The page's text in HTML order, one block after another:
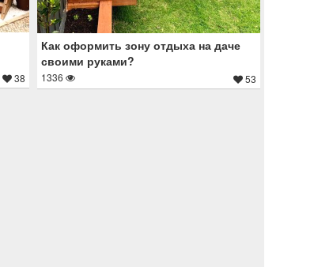
38
Как оформить зону отдыха на даче
своими руками?
1336 53